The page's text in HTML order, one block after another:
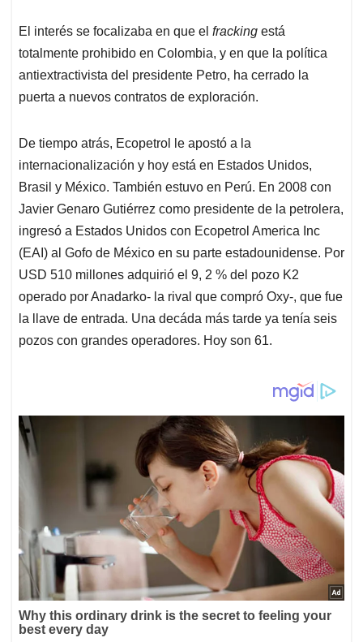
El interés se focalizaba en que el fracking está
totalmente prohibido en Colombia, y en que la política
antiextractivista del presidente Petro, ha cerrado la
puerta a nuevos contratos de exploración.
De tiempo atrás, Ecopetrol le apostó a la
internacionalización y hoy está en Estados Unidos,
Brasil y México. También estuvo en Perú. En 2008 con
Javier Genaro Gutiérrez como presidente de la petrolera,
ingresó a Estados Unidos con Ecopetrol America Inc
(EAI) al Gofo de México en su parte estadounidense. Por
USD 510 millones adquirió el 9, 2 % del pozo K2
operado por Anadarko- la rival que compró Oxy-, que fue
la llave de entrada. Una decáda más tarde ya tenía seis
pozos con grandes operadores. Hoy son 61.